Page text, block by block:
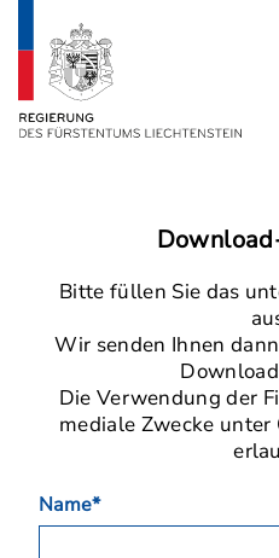
Bitte füllen Sie das
Wir senden Ihnen
Die Verwendung der
mediale Zwecke unter
Name*